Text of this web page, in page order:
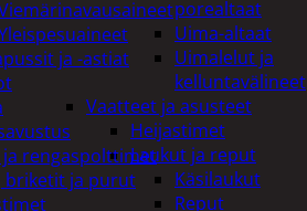
porealtaat
Uima-altaat
Uimalelut ja
kelluntavälineet
Vaatteet ja asusteet
Heijastimet
Laukut ja reput
Käsilaukut
Reput
ja -astiat
rengaspolttimet
briketit ja purut